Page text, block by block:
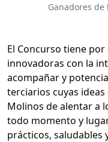
Ganadores
El Concurso tiene
innovadoras con la
acompañar y
terciarios cuyas
Molinos de alentar a
todo momento y
prácticos, saludables